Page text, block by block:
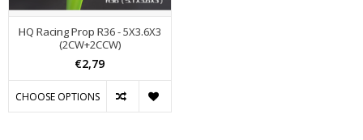
HQ Racing Prop R36 - 5X3.6X3
(2CW+2CCW)
€2,79
CHOOSE OPTIONS